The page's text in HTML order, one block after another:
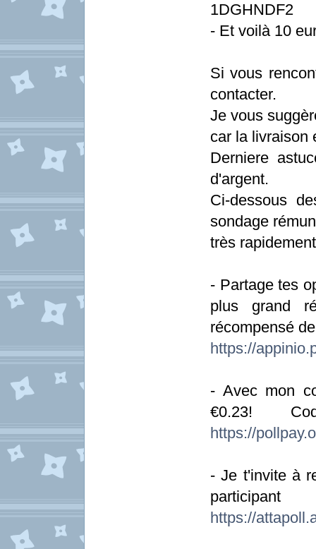
1DGHNDF2
- Et voilà 10
Si vous
contacter.
Je vous
car la livraison
Derniere
d'argent.
Ci-dessous
sondage
très
- Partage tes
plus grand
récompensé
https://
- Avec mon
€0.23!
https://
- Je t'invite à
https://